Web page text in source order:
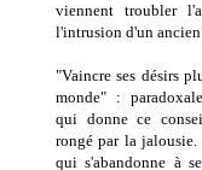
viennent troubler
l'intrusion d'un
"Vaincre ses désirs
monde" :
qui donne ce
rongé par la jalousie.
qui s'abandonne à